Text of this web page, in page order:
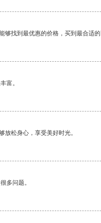
够找到最优惠的价格，买到最合适
富。
放松身心，享受美好时光。
多问题。